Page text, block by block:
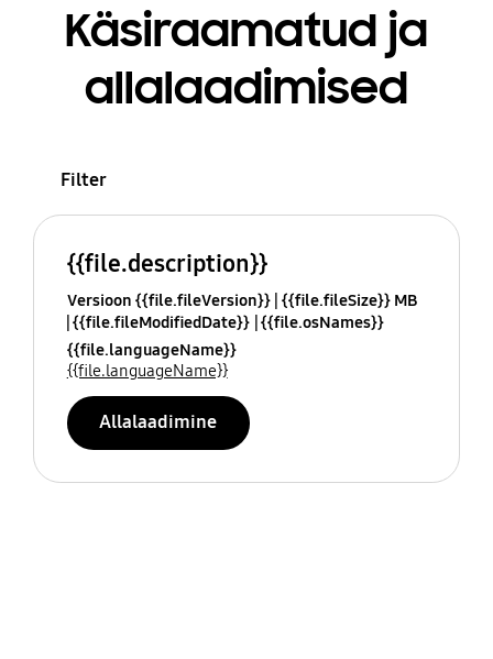
Käsiraamatud ja
allalaadimised
Filter
{{file.description}}
Versioon {{file.fileVersion}} {{file.fileSize}} MB
{{file.fileModifiedDate}} {{file.osNames}}
{{file.languageName}}
{{file.languageName}}
Allalaadimine